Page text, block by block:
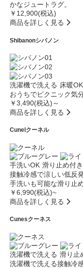
かなジュートラグ。
￥12,900(税込)
商品を詳しく見る
Shibanonシバノン
洗濯機で洗える 床暖OK
おうちでピクニック気
￥3,490(税込)～
商品を詳しく見る
Cunel クーネル
手洗いOK 滑り止め付き
接触冷感で涼しい低反
手洗いも可能な滑り止
￥6,990(税込)~
商品を詳しく見る
Cunesクーネス
洗濯機で洗える 滑り止
洗濯機で洗える接触冷